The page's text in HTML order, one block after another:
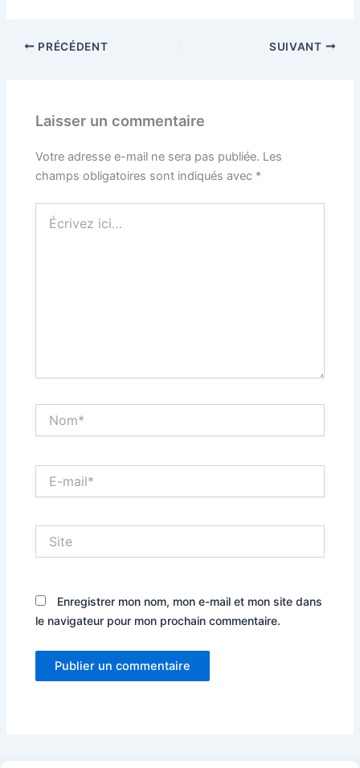
PRÉCÉDENT SUIVANT
Laisser un commentaire
Votre adresse e-mail ne sera pas publiée. Les
champs obligatoires sont indiqués avec *
ici…
mail*
Enregistrer mon nom, mon e-mail et mon site dans
le navigateur pour mon prochain commentaire.